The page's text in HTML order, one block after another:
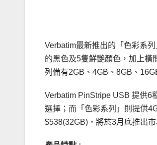
Verbatim最新推出的「色彩系
的黑色及5隻鮮艷顏色，加上橫
列備有2GB、4GB、8GB、
Verbatim PinStripe USB 提供6
選擇；而「色彩系列」則提供
$538(32GB)，將於3月底推出